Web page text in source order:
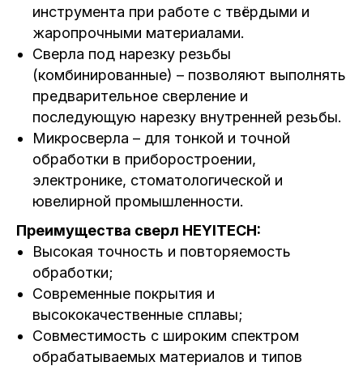
инструмента при работе с твёрдыми и
жаропрочными материалами.
Сверла под нарезку резьбы
(комбинированные) – позволяют выполнять
предварительное сверление и
последующую нарезку внутренней резьбы.
Микросверла – для тонкой и точной
обработки в приборостроении,
электронике, стоматологической и
ювелирной промышленности.
Преимущества сверл HEYITECH:
Высокая точность и повторяемость
обработки;
Современные покрытия и
высококачественные сплавы;
Совместимость с широким спектром
обрабатываемых материалов и типов